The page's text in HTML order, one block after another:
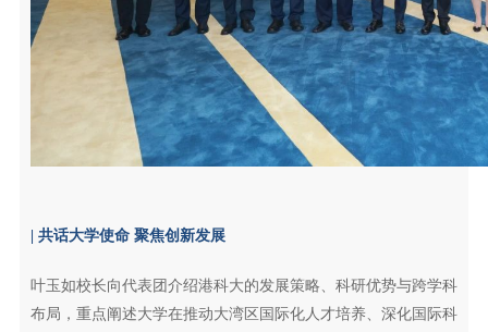
| 共话大学使命 聚焦创新发展
叶玉如校长向代表团介绍港科大的发展策略、科研优势与跨学科
布局，重点阐述大学在推动大湾区国际化人才培养、深化国际科